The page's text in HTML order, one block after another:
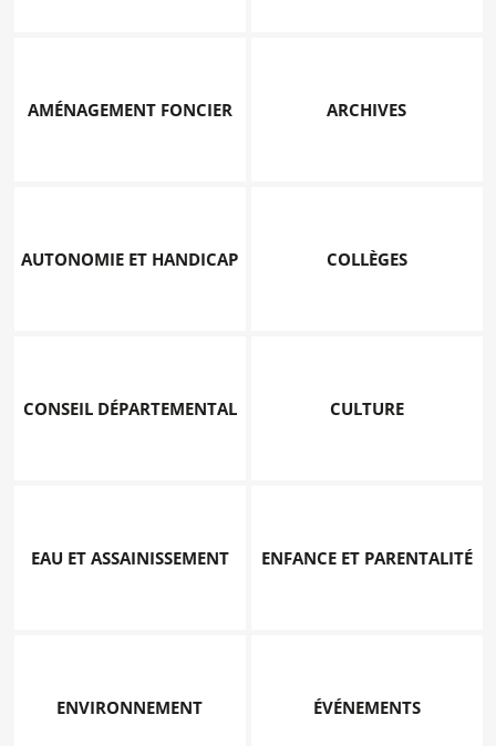
AMÉNAGEMENT FONCIER ARCHIVES
AUTONOMIE ET HANDICAP COLLÈGES
CONSEIL DÉPARTEMENTAL CULTURE
EAU ET ASSAINISSEMENT ENFANCE ET PARENTALITÉ
ENVIRONNEMENT ÉVÉNEMENTS